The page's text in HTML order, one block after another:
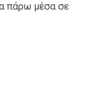
πάρω μέσα σε